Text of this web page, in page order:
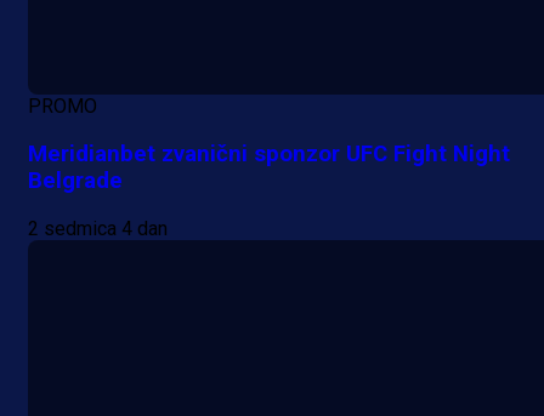
PROMO
Meridianbet zvanični sponzor UFC Fight Night
Belgrade
2 sedmica 4 dan